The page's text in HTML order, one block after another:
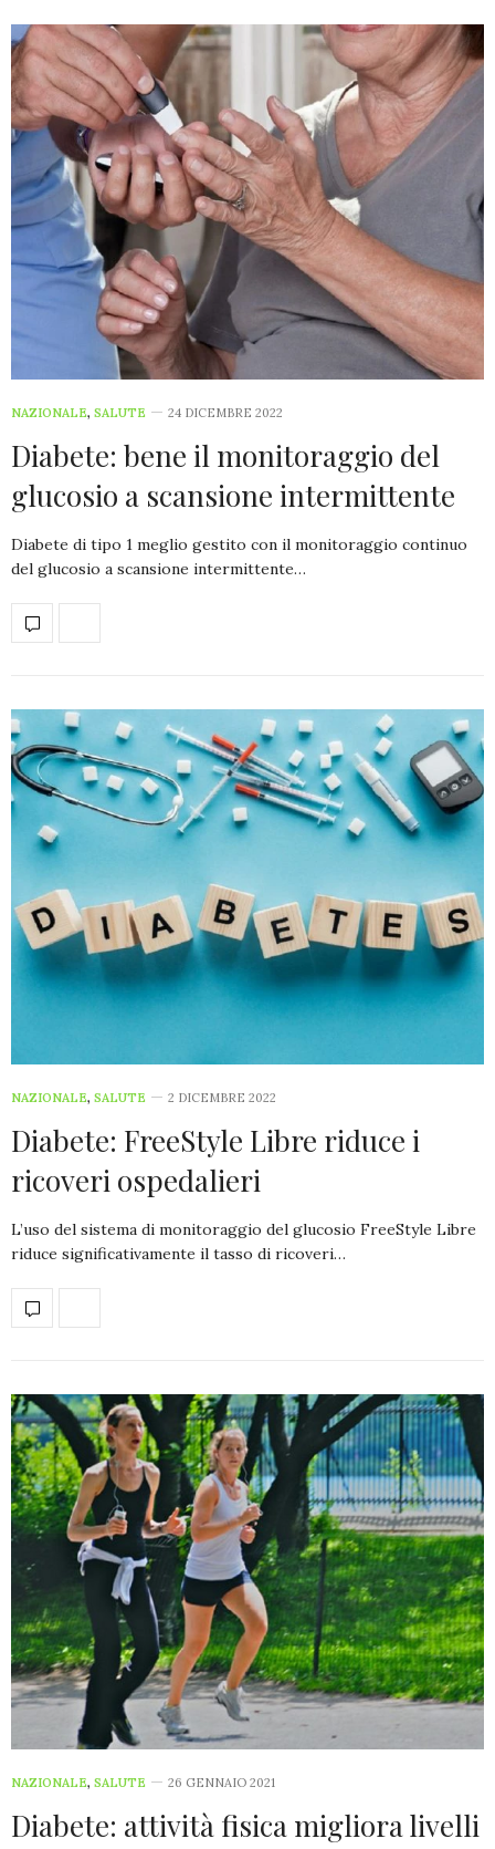
NAZIONALE, SALUTE 24 DICEMBRE 2022
Diabete: bene il monitoraggio del
glucosio a scansione intermittente
Diabete di tipo 1 meglio gestito con il monitoraggio continuo
del glucosio a scansione intermittente…
NAZIONALE, SALUTE 2 DICEMBRE 2022
Diabete: FreeStyle Libre riduce i
ricoveri ospedalieri
L’uso del sistema di monitoraggio del glucosio FreeStyle Libre
riduce significativamente il tasso di ricoveri…
NAZIONALE, SALUTE 26 GENNAIO 2021
Diabete: attività fisica migliora livelli